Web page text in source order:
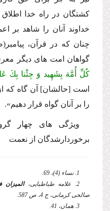
كشتگان در راه خدا
خداوند آنان را شاهد بر
چنان كه در قرآن، پیامبر
گواهان امت هاى دیگر
كُلِّ أُمَّة بِشَهِید وَ جِئْنا بِكَ
است [حالشان] آن گاه كه
را بر آنان گواه قرار دهیم».
ویژگى هاى چهار
برخوردارشدگان از نعمت
1. نساء (4)، 69.
2. علامه طباطبایى،
المیزان
صالحى كرمانى، ج 4، ص 587.
3. همان، 41.